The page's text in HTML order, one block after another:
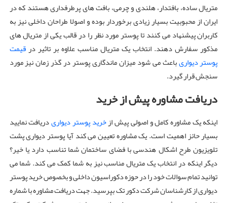
متریال ساده، بافتدار، هلندی و چرمی، بافت های پرطرفداری هستند که در
ایران از محبوبیت بسیار زیادی برخوردار بوده و اصولا طراحان داخلی نیز به
کاربران پیشنهاد می کنند تا پوستر مورد نظر را در قالب یکی از متریال های
مذکور سفارش دهند. انتخاب یک متریال مناسب علاوه بر تاثیر درقیمت
پوستر دیواریباعث می شود میزان ماندگاری پوستر در گذر زمان نیز مورد
سنجش قرار گیرد.
دریافت مشاوره پیش از خرید
اینکه یک مشاوره کامل و اصولی پیش ازخرید پوستر دیواریدریافت نمایید
بسیار حائز اهمیت است. یک مشاوره تعیین می کند آیا پوستر دیواری پشت
تلویزیون طرح اشکال هندسی با فضای ساختمان شما تناسب دارد یا خیر؟
دیگر اینکه در انتخاب یک متریال مناسب نیز به شما کمک می کند. شما می
توانید تمام سوالات خود را در حوزه دکوراسیون داخلی و بخصوص خرید پوستر
دیواری از کارشناسان شرکت دکور تک بپرسید. جهت دریافت مشاوره با شماره